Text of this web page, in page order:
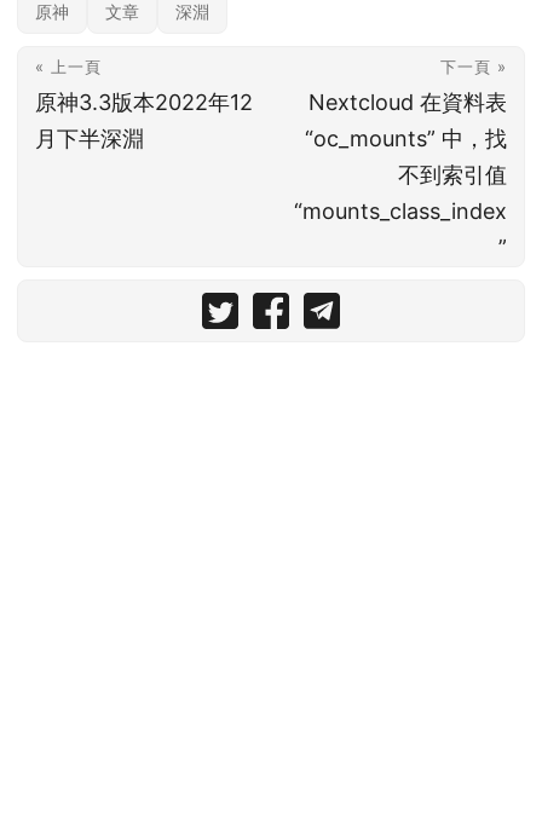
原神 文章 深淵
« 上一頁
原神3.3版本2022年12
月下半深淵
下一頁 »
Nextcloud 在資料表
“oc_mounts” 中，找
不到索引值
“mounts_class_index
”